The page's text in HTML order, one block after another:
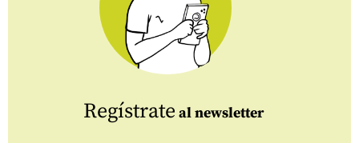
Regístrate al newsletter